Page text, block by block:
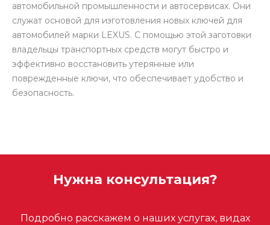
автомобильной промышленности и автосервисах. Они
служат основой для изготовления новых ключей для
автомобилей марки LEXUS. С помощью этой заготовки
владельцы транспортных средств могут быстро и
эффективно восстановить утерянные или
поврежденные ключи, что обеспечивает удобство и
безопасность.
Нужна консультация?
Подробно расскажем о наших услугах, видах